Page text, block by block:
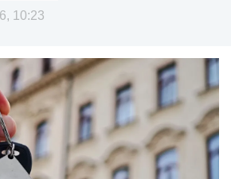
10:23